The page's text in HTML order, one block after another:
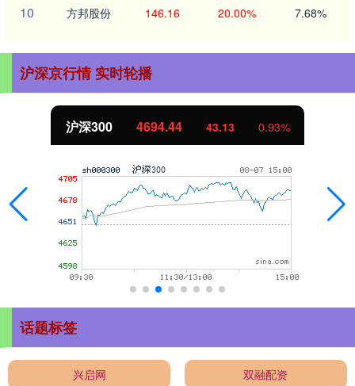
10 方邦股份 146.16 20.00% 7.68%
沪深京行情 实时轮播
北证50 1134.24 11.37 1.01%
话题标签
兴启网 双融配资